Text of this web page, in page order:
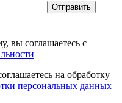
вы соглашаетесь с
на обработку
персональных данных